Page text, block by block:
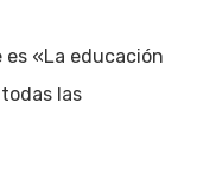
es «La educación
las